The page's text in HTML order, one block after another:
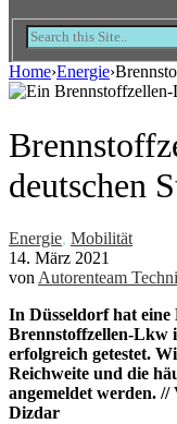
Home›Energie›
deutschen
Energie, Mobilität
14. März 2021
von Autorenteam
In Düsseldorf hat eine
Brennstoffzellen-Lkw
erfolgreich getestet.
Reichweite und die
angemeldet werden.
Dizdar